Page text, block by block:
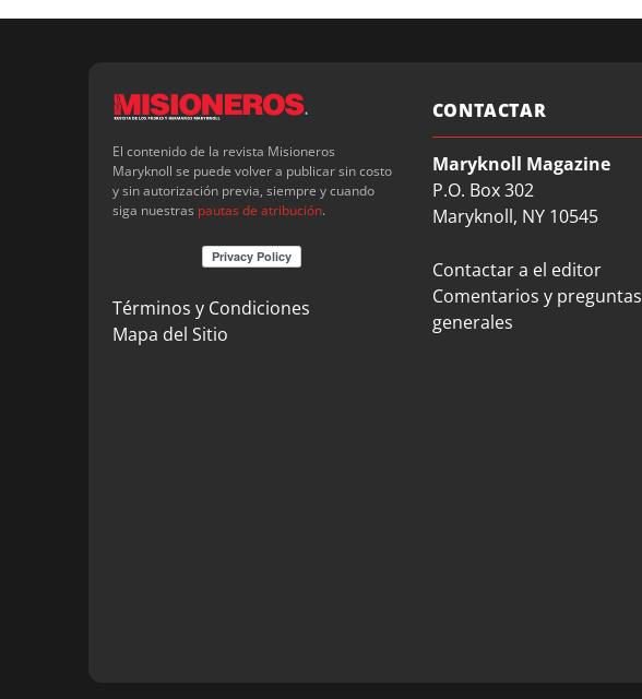
El contenido de la revista Misioneros
Maryknoll se puede volver a publicar sin costo
y sin autorización previa, siempre y cuando
siga nuestras pautas de atribución.
Términos y Condiciones
Mapa del Sitio
CONTACTAR
Maryknoll Magazine
P.O. Box 302
Maryknoll, NY 10545
Contactar a el editor
Comentarios y preguntas
generales